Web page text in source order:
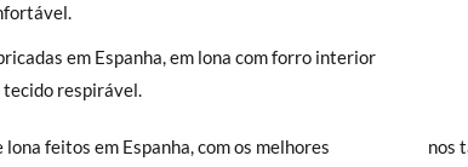
em Espanha, em lona com forro interior
tecido respirável.
lona feitos em Espanha, com os melhores
maiores, a partir do 23.Recomendamos
trocas grátis, sem perguntas. Se quando
e Devoluçõesdo nosso site para nos enviar o pedido de
18 19
11,0 11,7 12,4 13,0 13,7 15,0